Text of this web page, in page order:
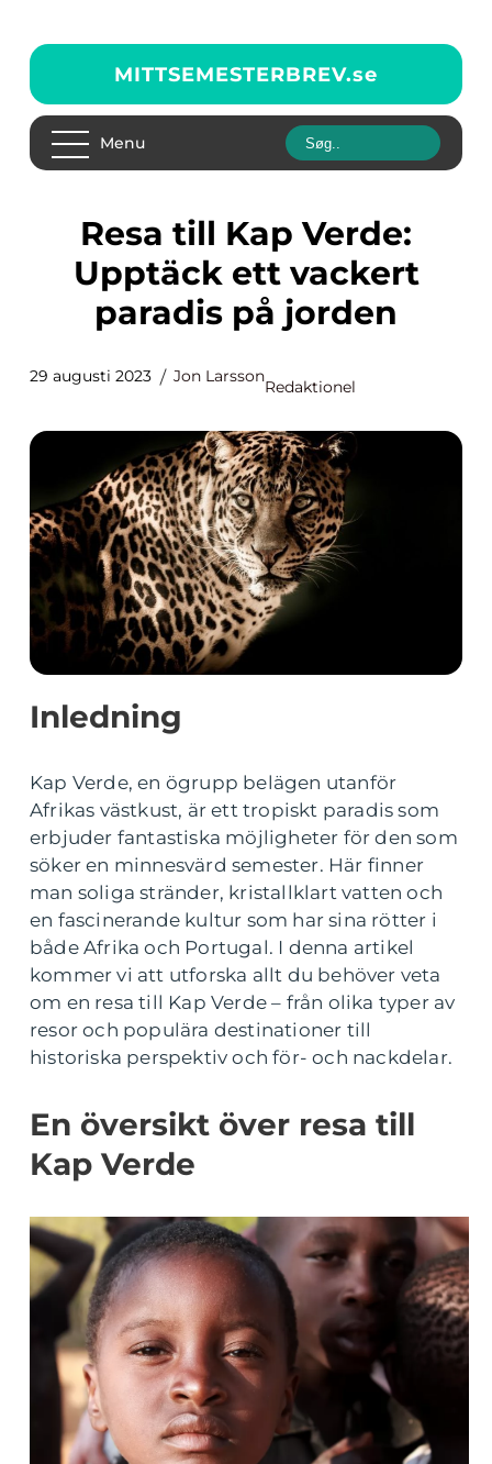
MITTSEMESTERBREV.se
Menu
Resa till Kap Verde:
Upptäck ett vackert
paradis på jorden
29 augusti 2023 Jon Larsson
Redaktionel
Inledning
Kap Verde, en ögrupp belägen utanför
Afrikas västkust, är ett tropiskt paradis som
erbjuder fantastiska möjligheter för den som
söker en minnesvärd semester. Här finner
man soliga stränder, kristallklart vatten och
en fascinerande kultur som har sina rötter i
både Afrika och Portugal. I denna artikel
kommer vi att utforska allt du behöver veta
om en resa till Kap Verde – från olika typer av
resor och populära destinationer till
historiska perspektiv och för- och nackdelar.
En översikt över resa till
Kap Verde